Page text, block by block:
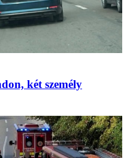
két személy